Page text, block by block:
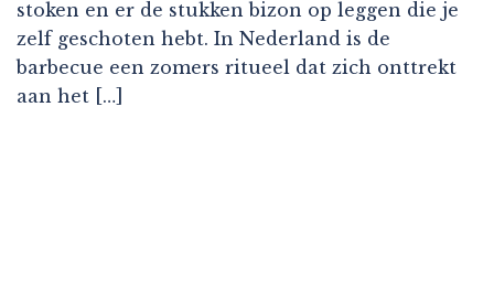
stoken en er de stukken bizon op leggen die je
zelf geschoten hebt. In Nederland is de
barbecue een zomers ritueel dat zich onttrekt
aan het […]